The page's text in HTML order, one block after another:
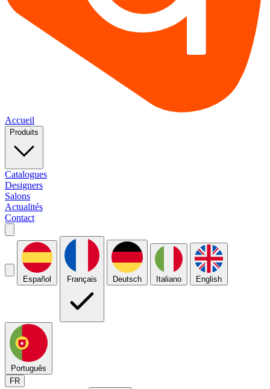
Accueil
Produits
Catalogues
Designers
Salons
Actualités
Contact
Español Français Deutsch Italiano English
Português
FR